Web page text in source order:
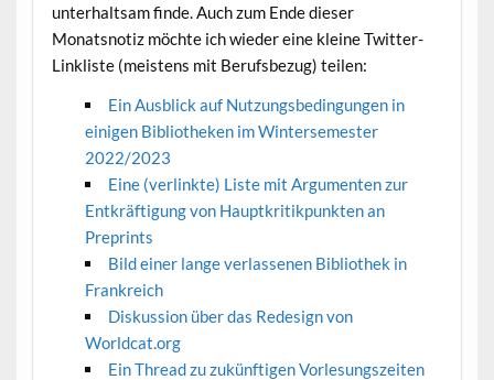
unterhaltsam finde. Auch zum Ende dieser
Monatsnotiz möchte ich wieder eine kleine Twitter-
Linkliste (meistens mit Berufsbezug) teilen:
Ein Ausblick auf Nutzungsbedingungen in
einigen Bibliotheken im Wintersemester
2022/2023
Eine (verlinkte) Liste mit Argumenten zur
Entkräftigung von Hauptkritikpunkten an
Preprints
Bild einer lange verlassenen Bibliothek in
Frankreich
Diskussion über das Redesign von
Worldcat.org
Ein Thread zu zukünftigen Vorlesungszeiten